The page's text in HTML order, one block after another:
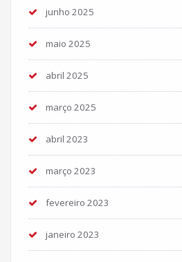
junho 2025
maio 2025
abril 2025
março 2025
abril 2023
março 2023
fevereiro 2023
janeiro 2023